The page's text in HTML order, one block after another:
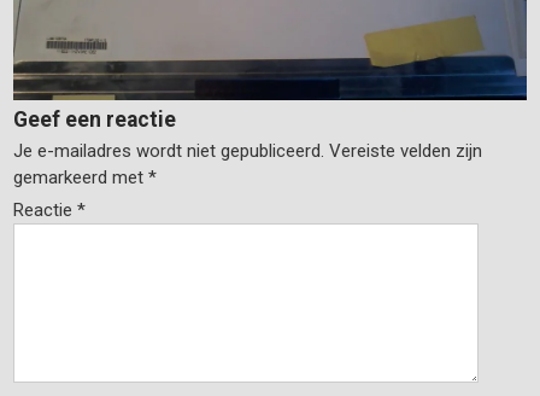
Geef een reactie
Je e-mailadres wordt niet gepubliceerd. Vereiste velden zijn
gemarkeerd met*
Reactie*